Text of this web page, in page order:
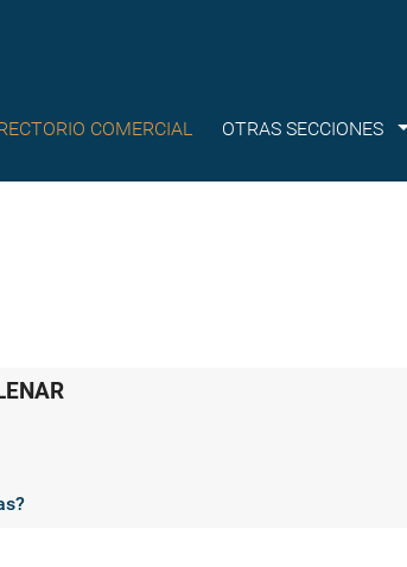
COMERCIAL OTRAS SECCIONES